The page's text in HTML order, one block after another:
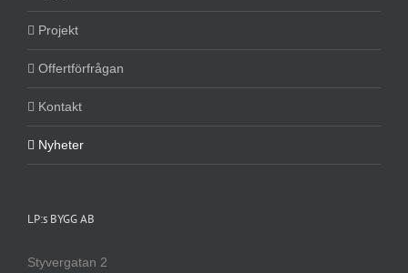
Projekt
Offertförfrågan
Kontakt
Nyheter
LP:s BYGG AB
Styvergatan 2